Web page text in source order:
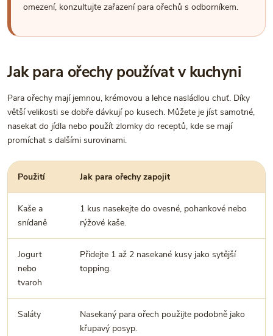
omezení, konzultujte zařazení para ořechů s odborníkem.
Jak para ořechy používat v kuchyni
Para ořechy mají jemnou, krémovou a lehce nasládlou chuť. Díky
větší velikosti se dobře dávkují po kusech. Můžete je jíst samotné,
nasekat do jídla nebo použít zlomky do receptů, kde se mají
promíchat s dalšími surovinami.
Použití Jak para ořechy zapojit
Kaše a
snídaně
1 kus nasekejte do ovesné, pohankové nebo
rýžové kaše.
Jogurt
nebo
tvaroh
Přidejte 1 až 2 nasekané kusy jako sytější
topping.
Saláty
Nasekaný para ořech použijte podobně jako
křupavý posyp.